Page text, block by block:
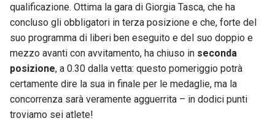
qualificazione. Ottima la gara di Giorgia Tasca, che ha
concluso gli obbligatori in terza posizione e che, forte del
suo programma di liberi ben eseguito e del suo doppio e
mezzo avanti con avvitamento, ha chiuso in seconda
posizione, a 0.30 dalla vetta: questo pomeriggio potrà
certamente dire la sua in finale per le medaglie, ma la
concorrenza sarà veramente agguerrita – in dodici punti
troviamo sei atlete!